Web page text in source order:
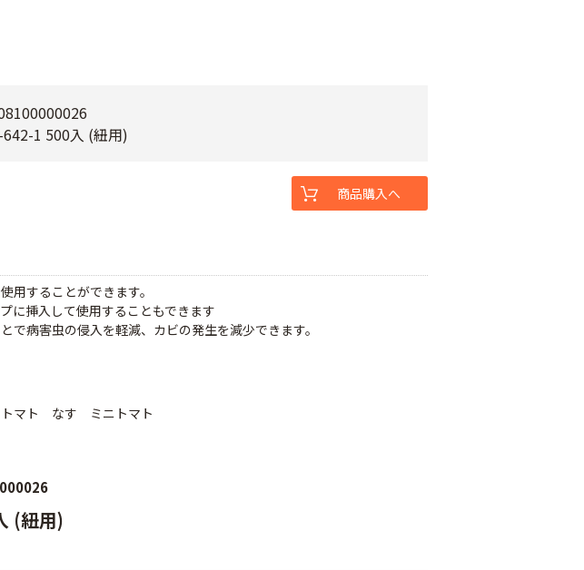
用することができます。
に挿入して使用することもできます
で病害虫の侵入を軽減、カビの発生を減少できます。
マト なす ミニトマト
642-1 500入 (紐用)
商品購入へ
(紐用)